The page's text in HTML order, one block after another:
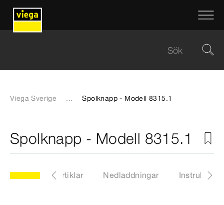
Viega Sverige ... Spolknapp - Modell 8315.1
Spolknapp - Modell 8315.1
8315.1 Artiklar Nedladdningar